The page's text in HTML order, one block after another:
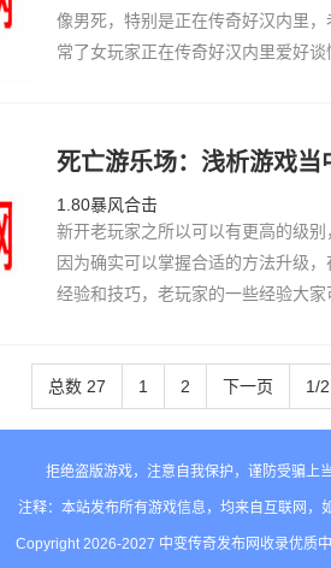
像男死，特别是正在传奇好汉内里
常了女玩家正在传奇好汉内里爱好
死亡游乐场：浅析游戏当
1.80暴风合击
新开老玩家之所以可以有更高的级
因为确实可以掌握合适的方法升级
经验和技巧，老玩家的一些经验大
总数 27
1 2 下一页 1/2
拒绝盗版游戏，注意自我保护，谨防受骗上
注释：本站发布所有游戏信息，均来自互联网
Copyright 2026-2027 中变传奇发布网收录优质